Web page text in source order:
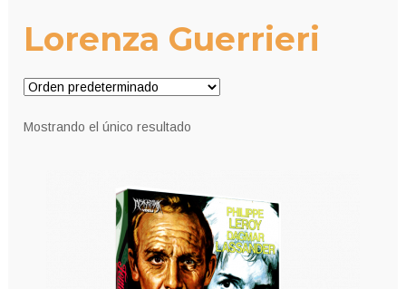
Lorenza Guerrieri
Mostrando el único resultado